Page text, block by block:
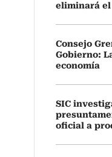
eliminará
Consejo
Gobierno:
economía
SIC
oficial a